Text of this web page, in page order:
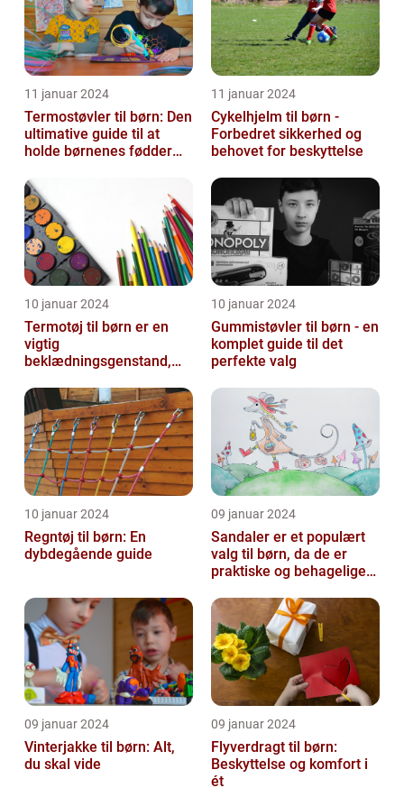
11 januar 2024
Termostøvler til børn: Den
ultimative guide til at
holde børnenes fødder
11 januar 2024
Cykelhjelm til børn -
Forbedret sikkerhed og
behovet for beskyttelse
10 januar 2024
Termotøj til børn er en
vigtig
beklædningsgenstand,
kommer igennem kolde
vi...
10 januar 2024
Gummistøvler til børn - en
komplet guide til det
perfekte valg
10 januar 2024
Regntøj til børn: En
dybdegående guide
09 januar 2024
Sandaler er et populært
valg til børn, da de er
praktiske og behagelige
09 januar 2024
Vinterjakke til børn: Alt,
du skal vide
09 januar 2024
Flyverdragt til børn:
Beskyttelse og komfort i
ét